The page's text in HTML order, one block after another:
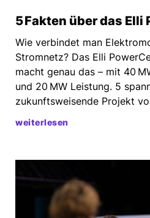
5 Fakten über das Elli
Wie verbindet man
Stromnetz? Das Elli
macht genau das – mit 40
und 20 MW Leistung. 5
zukunftsweisende Projekt
weiterlesen